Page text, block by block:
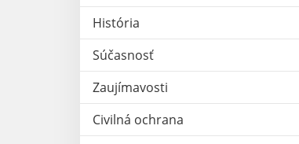
História
Súčasnosť
Zaujímavosti
Civilná ochrana